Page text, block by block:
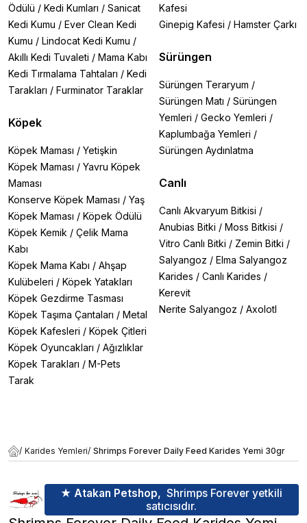
Ödülü / Kedi Kumları / Sanicat
Kedi Kumu / Ever Clean Kedi
Kumu / Lindocat Kedi Kumu /
Akıllı Kedi Tuvaleti / Mama Kabı
Kedi Tırmalama Tahtaları / Kedi
Tarakları / Furminator Taraklar
Köpek
Köpek Maması / Yetişkin
Köpek Maması / Yavru Köpek
Maması
Konserve Köpek Maması / Yaş
Köpek Maması / Köpek Ödülü
Köpek Kemik / Çelik Mama
Kabı
Köpek Mama Kabı / Ahşap
Kulübeleri / Köpek Yatakları
Köpek Gezdirme Tasması
Köpek Taşıma Çantaları / Metal
Köpek Kafesleri / Köpek Çitleri
Köpek Oyuncakları / Ağızlıklar
Köpek Tarakları / M-Pets
Tarak
Kafesi
Ginepig Kafesi / Hamster Çarkı
Sürüngen
Sürüngen Teraryum /
Sürüngen Matı / Sürüngen
Yemleri / Gecko Yemleri /
Kaplumbağa Yemleri /
Sürüngen Aydınlatma
Canlı
Canlı Akvaryum Bitkisi /
Anubias Bitki / Moss Bitkisi /
Vitro Canlı Bitki / Zemin Bitki /
Salyangoz / Elma Salyangoz
Karides / Canlı Karides /
Kerevit
Nerite Salyangoz / Axolotl
/ Karides Yemleri/ Shrimps Forever Daily Feed Karides Yemi 30gr
★ Atakan Petshop, Shrimps Forever yetkili
satıcısıdır.